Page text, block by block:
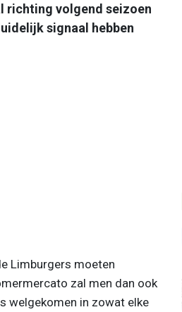
richting volgend seizoen
signaal hebben
Limburgers moeten
zal men dan ook
welgekomen in zowat elke